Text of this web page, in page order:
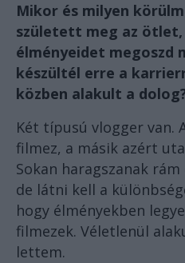
Mikor és milyen
született meg az
élményeidet megoszd
készültél erre a
közben alakult a
Két típusú vlogger van.
filmez, a másik azért
Sokan haragszanak
de látni kell a
hogy élményekben
filmezek. Véletlenül
lettem.